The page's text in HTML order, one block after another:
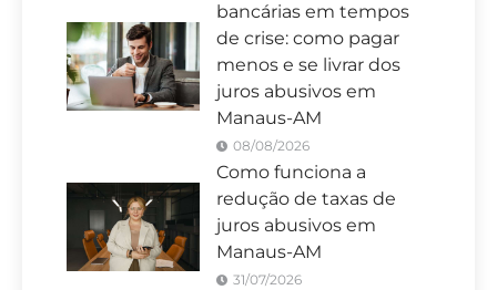
bancárias em tempos
de crise: como pagar
menos e se livrar dos
juros abusivos em
Manaus-AM
08/08/2026
Como funciona a
redução de taxas de
juros abusivos em
Manaus-AM
31/07/2026